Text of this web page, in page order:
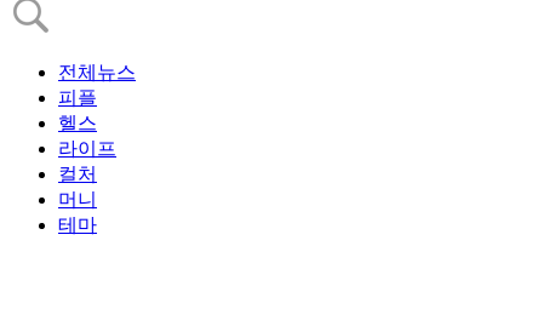
전체뉴스
피플
헬스
라이프
컬처
머니
테마